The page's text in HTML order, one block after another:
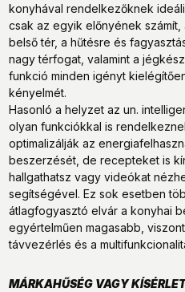
konyhával rendelkezőknek
csak az egyik előnyének
belső tér, a hűtésre és
nagy térfogat, valamint a
funkció minden igényt
kényelmét.
Hasonló a helyzet az un.
olyan funkciókkal is
optimalizálják az
beszerzését, de recepteket is
hallgathatsz vagy videókat
segítségével. Ez sok esetben
átlagfogyasztó elvár a konyhai
egyértelműen magasabb,
távvezérlés és a
MÁRKAHŰSÉG VAGY